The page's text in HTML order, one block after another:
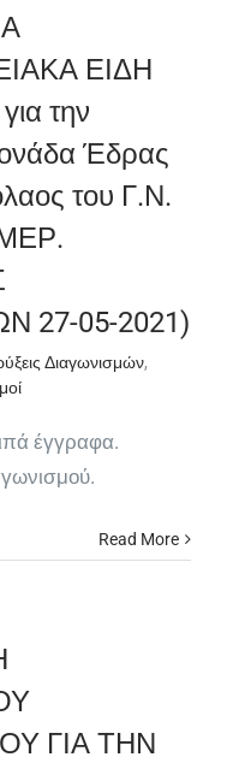
ΕΙΔΗ
την
Έδρας
του Γ.Ν.
27-05-2021)
Διαγωνισμών,
έγγραφα.
Read More
ΓΙΑ ΤΗΝ